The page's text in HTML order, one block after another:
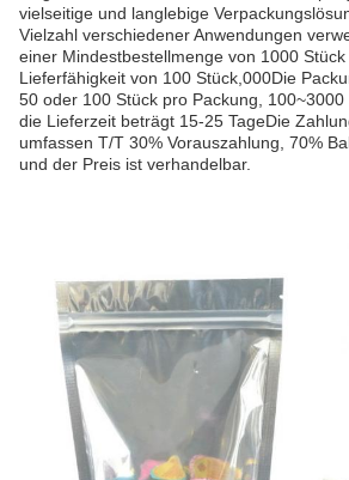
vielseitige und langlebige
Vielzahl verschiedener Anwendungen
einer Mindestbestellmenge von 1000
Lieferfähigkeit von 100 Stück,000Die
50 oder 100 Stück pro Packung,
die Lieferzeit beträgt 15-25 TageDie
umfassen T/T 30% Vorauszahlung, 70%
und der Preis ist verhandelbar.